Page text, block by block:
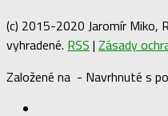
(c) 2015-2020 Jaromír Miko,
vyhradené. RSS | Zásady
Založené na - Navrhnuté s